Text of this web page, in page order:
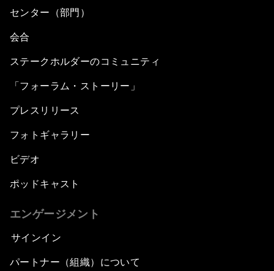
センター（部門）
会合
ステークホルダーのコミュニティ
「フォーラム・ストーリー」
プレスリリース
フォトギャラリー
ビデオ
ポッドキャスト
エンゲージメント
サインイン
パートナー（組織）について